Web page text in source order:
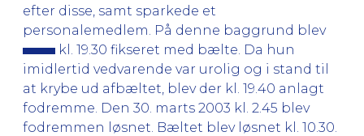
efter disse, samt sparkede et
personalemedlem. På denne baggrund blev
kl. 19.30 fikseret med bælte. Da hun
imidlertid vedvarende var urolig og i stand til
at krybe ud afbæltet, blev der kl. 19.40 anlagt
fodremme. Den 30. marts 2003 kl. 2.45 blev
fodremmen løsnet. Bæltet blev løsnet kl. 10.30.